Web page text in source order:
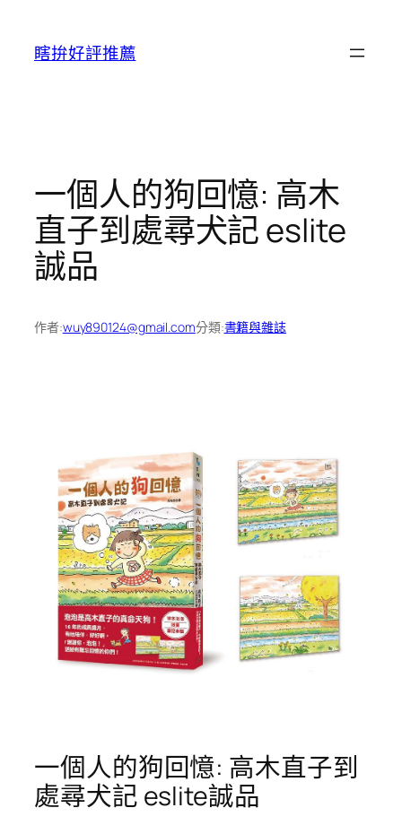
瞎拚好評推薦
一個人的狗回憶: 高木
直子到處尋犬記 eslite
誠品
作者:wuy890124@gmail.com分類:書籍與雜誌
一個人的狗回憶: 高木直子到
處尋犬記 eslite誠品